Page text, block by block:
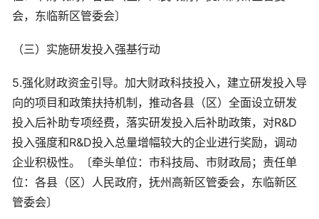
会，东临新区管委会〕
（三）实施研发投入强基行动
5.强化财政资金引导。加大财政科技投入，建立研发投入导
向的项目和政策扶持机制，推动各县（区）全面设立研发
投入后补助专项经费，落实研发投入后补助政策，对R&D
投入强度和R&D投入总量增幅较大的企业进行奖励，调动
企业积极性。〔牵头单位：市科技局、市财政局；责任单
位：各县（区）人民政府，抚州高新区管委会，东临新区
管委会〕